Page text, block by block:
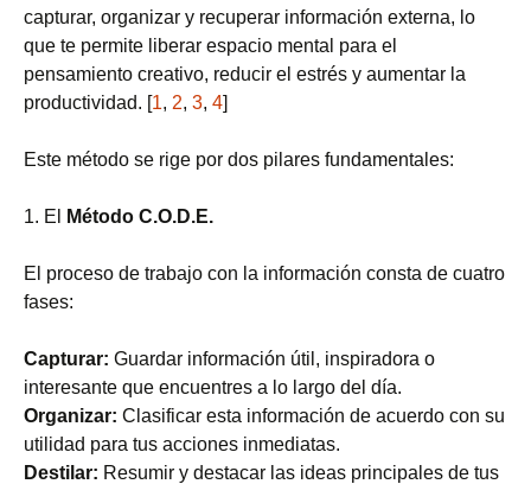
capturar, organizar y recuperar información externa, lo
que te permite liberar espacio mental para el
pensamiento creativo, reducir el estrés y aumentar la
productividad. [1, 2, 3, 4]
Este método se rige por dos pilares fundamentales:
1. El Método C.O.D.E.
El proceso de trabajo con la información consta de cuatro
fases:
Capturar: Guardar información útil, inspiradora o
interesante que encuentres a lo largo del día.
Organizar: Clasificar esta información de acuerdo con su
utilidad para tus acciones inmediatas.
Destilar: Resumir y destacar las ideas principales de tus